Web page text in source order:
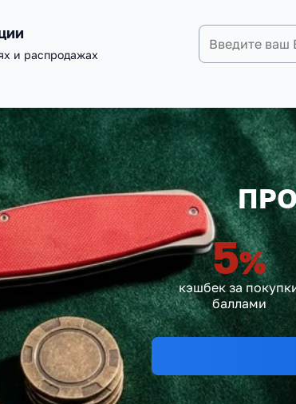
и распродажах
5%
кэшбек за
баллами